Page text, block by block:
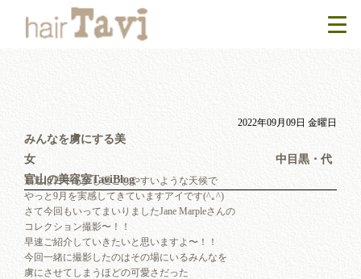
2022年09月09日 金曜日
みんなを虜にする美
女 中目黒・代
官山の美容室TaviBlog
最近は日中も少し過ごしやすいような天候で
やっと9月を実感してきていますアイです(^｡^)
さて今回もいってまいりましたJane Marpleさんの
コレクション撮影〜！！
早速ご紹介していきたいと思いますよ〜！！
今回一緒に撮影したのはその場にいるみんなを
虜にさせてしまうほどの可愛さだった